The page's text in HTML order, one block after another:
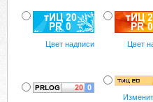
Цвет надписи Цвет